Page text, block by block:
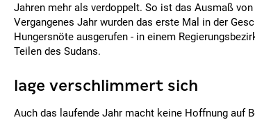
Jahren mehr als verdoppelt. So ist das Ausmaß
Vergangenes Jahr wurden das erste Mal in der
Hungersnöte ausgerufen - in einem
Teilen des Sudans.
lage verschlimmert sich
Auch das laufende Jahr macht keine Hoffnung auf